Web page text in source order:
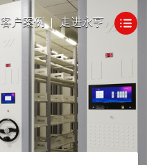
客户案例 走进永亨